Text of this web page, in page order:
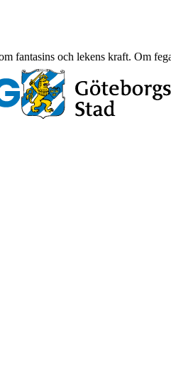
fantasins och lekens kraft. Om